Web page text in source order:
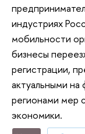
индустриях
мобильности
бизнесы
регистрации,
актуальными на
регионами мер
экономики.